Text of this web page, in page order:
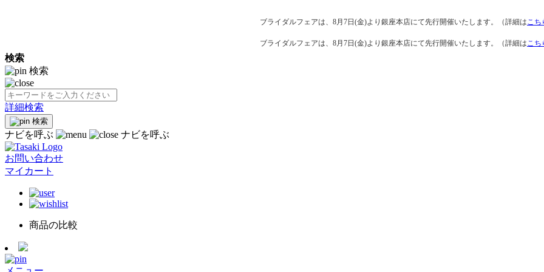
ブライダルフェアは、8月7日(金)より銀座本店にて先行開催いたします。（詳細はこち
ブライダルフェアは、8月7日(金)より銀座本店にて先行開催いたします。（詳細はこち
検索
検索
詳細検索
検索
ナビを呼ぶ ナビを呼ぶ
お問い合わせ
マイカート
商品の比較